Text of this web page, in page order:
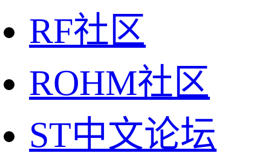
RF社区
ROHM社区
ST中文论坛